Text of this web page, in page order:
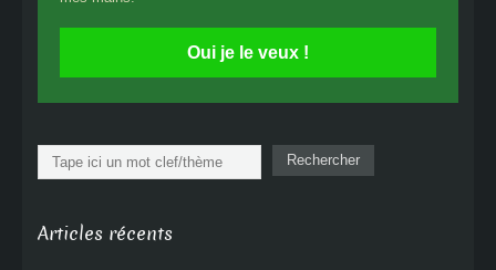
Oui je le veux !
Rechercher Rechercher
Articles récents